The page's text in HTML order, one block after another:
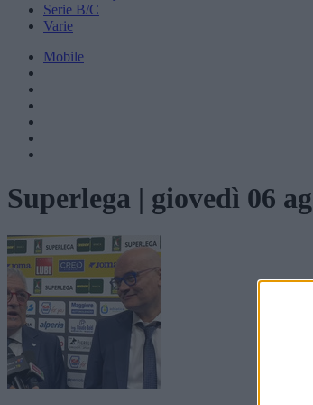
Serie B/C
Varie
Mobile
Superlega | giovedì 06